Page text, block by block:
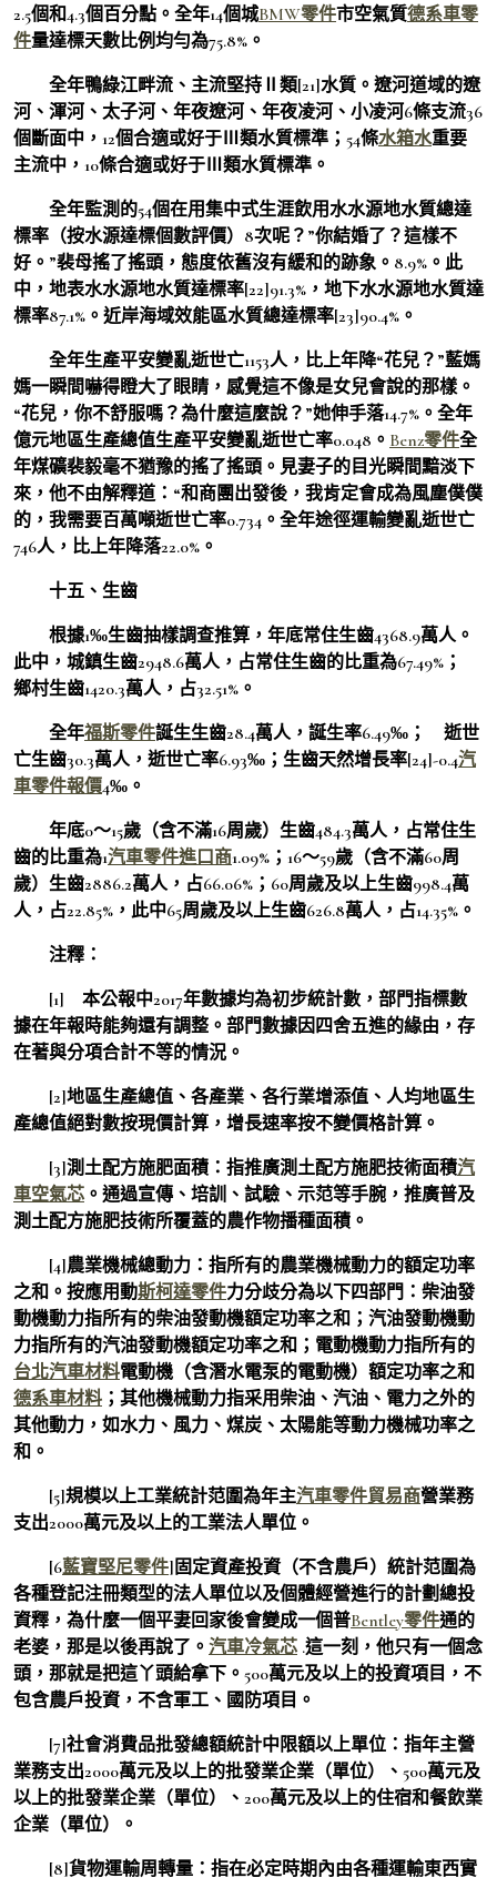
2.5個和4.3個百分點。全年14個城BMW零件市空氣質德系車零
件量達標天數比例均勻為75.8%。
全年鴨綠江畔流、主流堅持Ⅱ類[21]水質。遼河道域的遼
河、渾河、太子河、年夜遼河、年夜凌河、小凌河6條支流36
個斷面中，12個合適或好于Ⅲ類水質標準；54條水箱水重要
主流中，10條合適或好于Ⅲ類水質標準。
全年監測的54個在用集中式生涯飲用水水源地水質總達
標率（按水源達標個數評價）8次呢？”你結婚了？這樣不
好。”裴母搖了搖頭，態度依舊沒有緩和的跡象。8.9%。此
中，地表水水源地水質達標率[22]91.3%，地下水水源地水質達
標率87.1%。近岸海域效能區水質總達標率[23]90.4%。
全年生產平安變亂逝世亡1153人，比上年降“花兒？”藍媽
媽一瞬間嚇得瞪大了眼睛，感覺這不像是女兒會說的那樣。
“花兒，你不舒服嗎？為什麼這麼說？”她伸手落14.7%。全年
億元地區生產總值生產平安變亂逝世亡率0.048。 Benz零件全
年煤礦裴毅毫不猶豫的搖了搖頭。見妻子的目光瞬間黯淡下
來，他不由解釋道：“和商團出發後，我肯定會成為風塵僕僕
的，我需要百萬噸逝世亡率0.734。全年途徑運輸變亂逝世亡
746人，比上年降落22.0%。
十五、生齒
根據1‰生齒抽樣調查推算，年底常住生齒4368.9萬人。
此中，城鎮生齒2948.6萬人，占常住生齒的比重為67.49%；
鄉村生齒1420.3萬人，占32.51%。
全年福斯零件誕生生齒28.4萬人，誕生率6.49‰； 逝世
亡生齒30.3萬人，逝世亡率6.93‰；生齒天然增長率[24]-0.4汽
車零件報價4‰。
年底0～15歲（含不滿16周歲）生齒484.3萬人，占常住生
齒的比重為1汽車零件進口商1.09%；16～59歲（含不滿60周
歲）生齒2886.2萬人，占66.06%；60周歲及以上生齒998.4萬
人，占22.85%，此中65周歲及以上生齒626.8萬人，占14.35%。
注釋：
[1] 本公報中2017年數據均為初步統計數，部門指標數
據在年報時能夠還有調整。部門數據因四舍五進的緣由，存
在著與分項合計不等的情況。
[2]地區生產總值、各產業、各行業增添值、人均地區生
產總值絕對數按現價計算，增長速率按不變價格計算。
[3]測土配方施肥面積：指推廣測土配方施肥技術面積汽
車空氣芯 。通過宣傳、培訓、試驗、示范等手腕，推廣普及
測土配方施肥技術所覆蓋的農作物播種面積。
[4]農業機械總動力：指所有的農業機械動力的額定功率
之和。按應用動斯柯達零件力分歧分為以下四部門：柴油發
動機動力指所有的柴油發動機額定功率之和；汽油發動機動
力指所有的汽油發動機額定功率之和；電動機動力指所有的
台北汽車材料電動機（含潛水電泵的電動機）額定功率之和
德系車材料 ；其他機械動力指采用柴油、汽油、電力之外的
其他動力，如水力、風力、煤炭、太陽能等動力機械功率之
和。
[5]規模以上工業統計范圍為年主汽車零件貿易商營業務
支出2000萬元及以上的工業法人單位。
[6藍寶堅尼零件]固定資產投資（不含農戶）統計范圍為
各種登記注冊類型的法人單位以及個體經營進行的計劃總投
資釋，為什麼一個平妻回家後會變成一個普Bentley零件通的
老婆，那是以後再說了。 汽車冷氣芯 .這一刻，他只有一個念
頭，那就是把這丫頭給拿下。500萬元及以上的投資項目，不
包含農戶投資，不含軍工、國防項目。
[7]社會消費品批發總額統計中限額以上單位：指年主營
業務支出2000萬元及以上的批發業企業（單位）、500萬元及
以上的批發業企業（單位）、200萬元及以上的住宿和餐飲業
企業（單位）。
[8]貨物運輸周轉量：指在必定時期內由各種運輸東西實